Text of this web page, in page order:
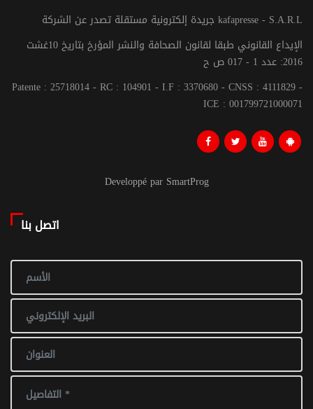
جريدة إلكترونية مستقلة تصدر عن الشركة kafapresse - S.A.R.L
الإيداع القانوني طبقا لقانون الصحافة والنشر المؤرخ بتاريخ 10غشت
2016: عدد 1 - 017 ص ح
Patente : 25718014 - RC : 104901 - I.F : 3370680 - CNSS : 4111829 -
ICE : 001799721000071
Developpé par SmartProg
اتصل بنا